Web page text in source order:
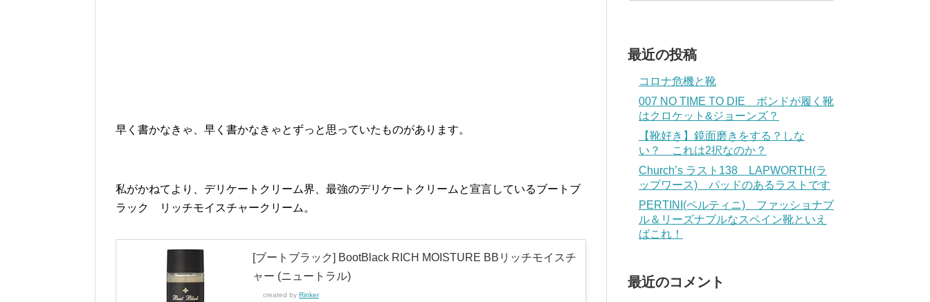
早く書かなきゃ、早く書かなきゃとずっと思っていたものがあります。
私がかねてより、デリケートクリーム界、最強のデリケートクリームと宣言しているブートブ
ラック リッチモイスチャークリーム。
[ブートブラック] BootBlack RICH MOISTURE BBリッチモイスチ
ャー (ニュートラル)
created by Rinker
最近の投稿
コロナ危機と靴
007 NO TIME TO DIE ボンドが履く靴
はクロケット&ジョーンズ？
【靴好き】鏡面磨きをする？しな
い？ これは2択なのか？
Church’s ラスト138 LAPWORTH(ラ
ップワース) パッドのあるラストです
PERTINI(ペルティニ) ファッショナブ
ル＆リーズナブルなスペイン靴といえ
ばこれ！
最近のコメント